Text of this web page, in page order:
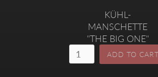
KÜHL-
MANSCHETTE
"THE BIG ONE"